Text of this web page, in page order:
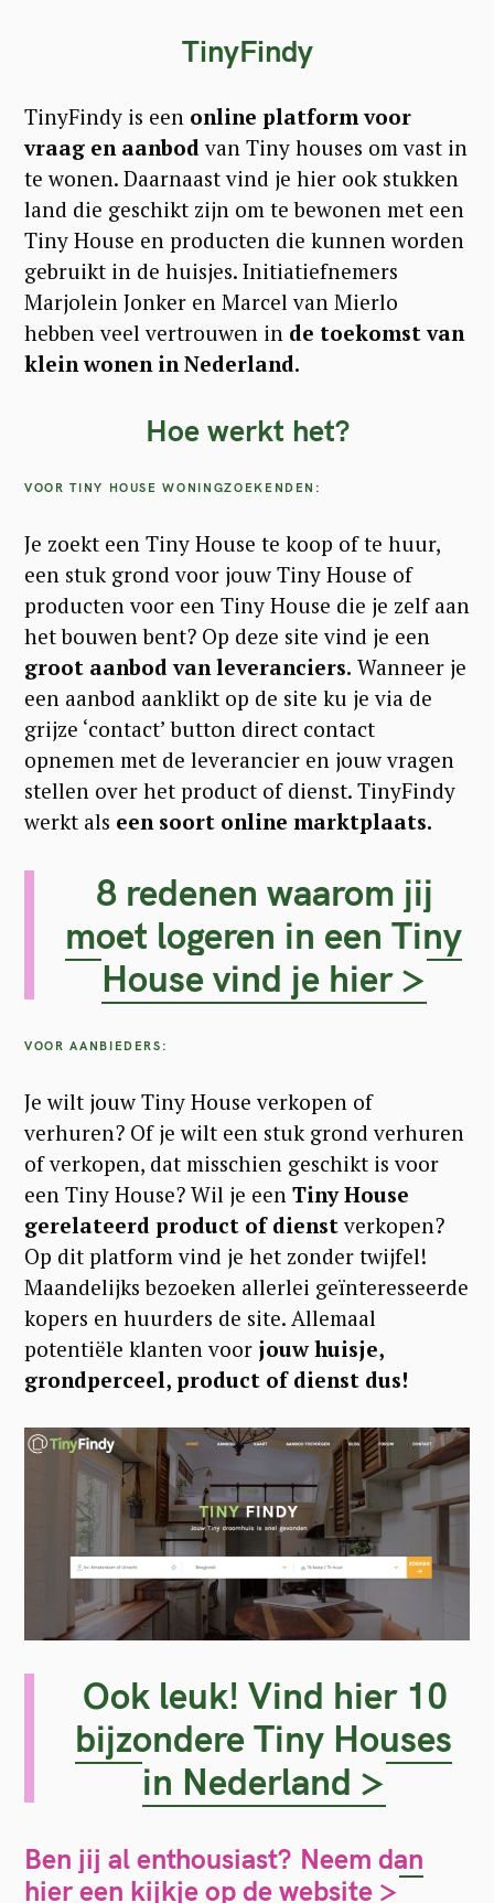
TinyFindy
TinyFindy is een online platform voor
vraag en aanbodvan Tiny houses om vast in
te wonen. Daarnaast vind je hier ook stukken
land die geschikt zijn om te bewonen met een
Tiny House en producten die kunnen worden
gebruikt in de huisjes. Initiatiefnemers
Marjolein Jonker en Marcel van Mierlo
hebben veel vertrouwen in de toekomst van
klein wonen in Nederland.
Hoe werkt het?
VOOR TINY HOUSE WONINGZOEKENDEN:
Je zoekt een Tiny House te koop of te huur,
een stuk grond voor jouw Tiny House of
producten voor een Tiny House die je zelf aan
het bouwen bent? Op deze site vind je een
groot aanbod van leveranciers. Wanneer je
een aanbod aanklikt op de site ku je via de
grijze ‘contact’ button direct contact
opnemen met de leverancier en jouw vragen
stellen over het product of dienst. TinyFindy
werkt als een soort online marktplaats.
8 redenen waarom jij
moet logeren in een Tiny
House vind je hier >
VOOR AANBIEDERS:
Je wilt jouw Tiny House verkopen of
verhuren? Of je wilt een stuk grond verhuren
of verkopen, dat misschien geschikt is voor
een Tiny House? Wil je een Tiny House
gerelateerd product of dienstverkopen?
Op dit platform vind je het zonder twijfel!
Maandelijks bezoeken allerlei geïnteresseerde
kopers en huurders de site. Allemaal
potentiële klanten voor jouw huisje,
grondperceel, product of dienst dus!
Ook leuk! Vind hier 10
bijzondere Tiny Houses
in Nederland >
Ben jij al enthousiast? Neem dan
hier een kijkje op de website >
S